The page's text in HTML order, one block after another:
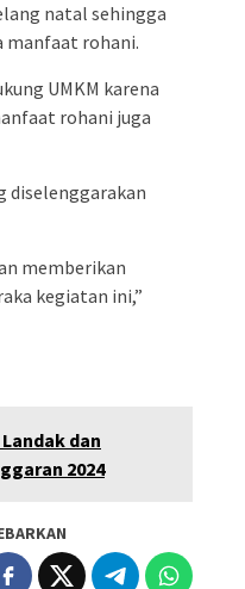
natal sehingga
manfaat rohani.
UMKM karena
rohani juga
diselenggarakan
memberikan
kegiatan ini,”
dan
2024